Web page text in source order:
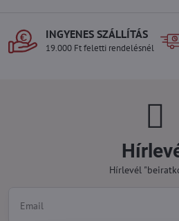
INGYENES SZÁLLÍTÁS
19.000 Ft feletti rendelésnél
Hírlevél